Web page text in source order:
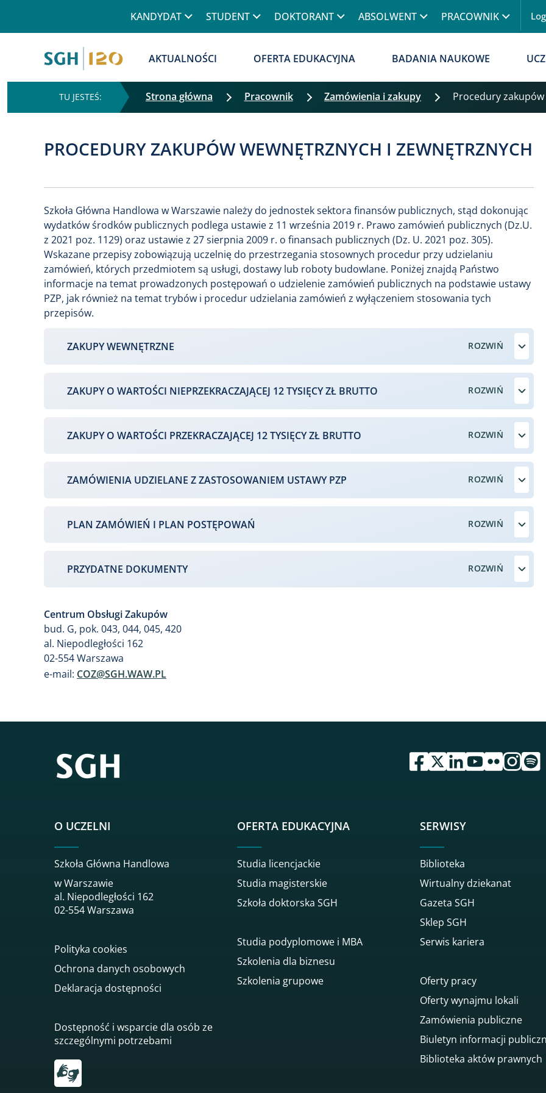
KANDYDAT STUDENT DOKTORANT ABSOLWENT PRACOWNIK
AKTUALNOŚCI
OFERTA EDUKACYJNA BADANIA NAUKOWE
Strona główna Pracownik Zamówienia i zakupy Procedury zakupów
PROCEDURY ZAKUPÓW WEWNĘTRZNYCH I ZEWNĘTRZNYCH
Szkoła Główna Handlowa w Warszawie należy do jednostek sektora finansów publicznych, stąd dokonując
wydatków środków publicznych podlega ustawie z 11 września 2019 r. Prawo zamówień publicznych (Dz.U.
z 2021 poz. 1129) oraz ustawie z 27 sierpnia 2009 r. o finansach publicznych (Dz. U. 2021 poz. 305).
Wskazane przepisy zobowiązują uczelnię do przestrzegania stosownych procedur przy udzielaniu
zamówień, których przedmiotem są usługi, dostawy lub roboty budowlane. Poniżej znajdą Państwo
informacje na temat prowadzonych postępowań o udzielenie zamówień publicznych na podstawie ustawy
PZP, jak również na temat trybów i procedur udzielania zamówień z wyłączeniem stosowania tych
przepisów.
ZAKUPY WEWNĘTRZNE
ZAKUPY O WARTOŚCI NIEPRZEKRACZAJĄCEJ 12 TYSIĘCY ZŁ BRUTTO
ZAKUPY O WARTOŚCI PRZEKRACZAJĄCEJ 12 TYSIĘCY ZŁ BRUTTO
ZAMÓWIENIA UDZIELANE Z ZASTOSOWANIEM USTAWY PZP
PLAN ZAMÓWIEŃ I PLAN POSTĘPOWAŃ
PRZYDATNE DOKUMENTY
Centrum Obsługi Zakupów
bud. G, pok. 043, 044, 045, 420
al. Niepodległości 162
02-554 Warszawa​​
e-mail: COZ@SGH.WAW.PL
przejdź do serwisu facebook
przejdź do serwisu twitter
przejdź do serwisu
przejdź do
przejdź do
przejdź
O UCZELNI
Szkoła Główna Handlowa
w Warszawie
al. Niepodległości 162
02-554 Warszawa
Polityka cookies
Ochrona danych osobowych
Deklaracja dostępności
Dostępność i wsparcie dla osób ze
szczególnymi potrzebami
Przekierowanie do tłumacza on-line języka migowego
OFERTA EDUKACYJNA
Studia licencjackie
Studia magisterskie
Szkoła doktorska SGH
Studia podyplomowe i MBA
Szkolenia dla biznesu
Szkolenia grupowe
SERWISY
Biblioteka
Wirtualny dziekanat
Gazeta SGH
Sklep SGH
Serwis kariera
Oferty pracy
Oferty wynajmu lokali
Zamówienia publiczne
Biuletyn informacji
Biblioteka aktów prawnych